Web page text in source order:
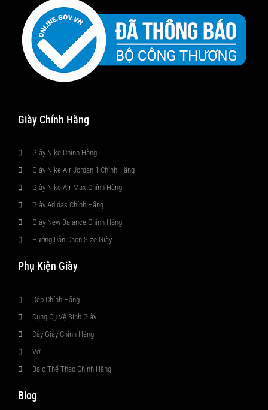
Giày Chính Hãng
Giày Nike Chính Hãng
Giày Nike Air Jordan 1 Chính Hãng
Giày Nike Air Max Chính Hãng
Giày Adidas Chính Hãng
Giày New Balance Chính Hãng
Hướng Dẫn Chọn Size Giày
Phụ Kiện Giày
Dép Chính Hãng
Dụng Cụ Vệ Sinh Giày
Dây Giày Chính Hãng
Vớ
Balo Thể Thao Chính Hãng
Blog